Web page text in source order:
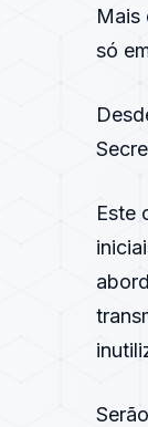
Mais
só
Este